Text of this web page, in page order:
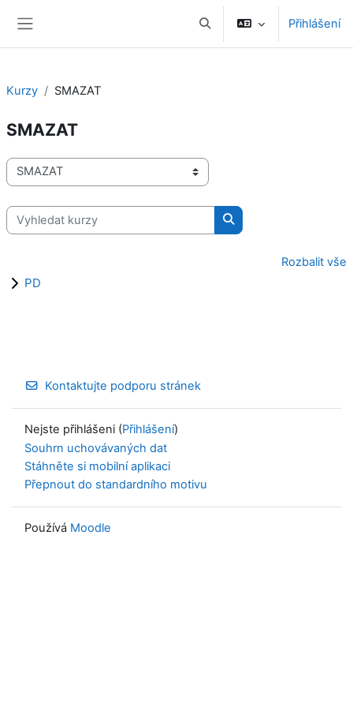
Přepnout vyhledáváníPřihlášení
Kurzy SMAZAT
SMAZAT
Kategorie kurzů
Vyhledat kurzy
Vyhledat kurzy
Rozbalit vše
PD
Kontaktujte podporu stránek
Nejste přihlášeni (Přihlášení)
Souhrn uchovávaných dat
Stáhněte si mobilní aplikaci
Přepnout do standardního motivu
Používá Moodle